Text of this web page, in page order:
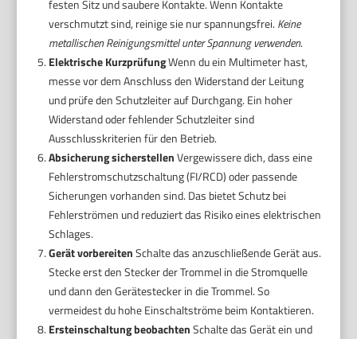
festen Sitz und saubere Kontakte. Wenn Kontakte
verschmutzt sind, reinige sie nur spannungsfrei. Keine
metallischen Reinigungsmittel unter Spannung verwenden.
Elektrische KurzprüfungWenn du ein Multimeter hast,
messe vor dem Anschluss den Widerstand der Leitung
und prüfe den Schutzleiter auf Durchgang. Ein hoher
Widerstand oder fehlender Schutzleiter sind
Ausschlusskriterien für den Betrieb.
Absicherung sicherstellenVergewissere dich, dass eine
Fehlerstromschutzschaltung (FI/RCD) oder passende
Sicherungen vorhanden sind. Das bietet Schutz bei
Fehlerströmen und reduziert das Risiko eines elektrischen
Schlages.
Gerät vorbereitenSchalte das anzuschließende Gerät aus.
Stecke erst den Stecker der Trommel in die Stromquelle
und dann den Gerätestecker in die Trommel. So
vermeidest du hohe Einschaltströme beim Kontaktieren.
Ersteinschaltung beobachtenSchalte das Gerät ein und